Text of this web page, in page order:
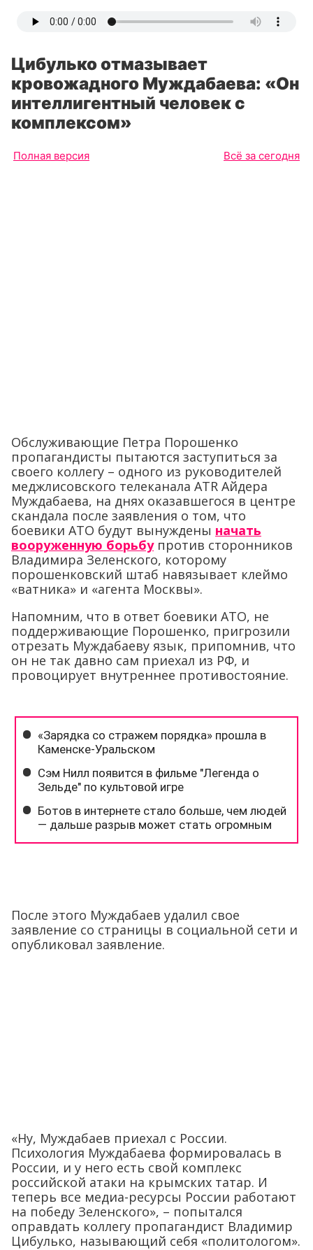
Цибулько отмазывает
кровожадного Муждабаева: «Он
интеллигентный человек с
комплексом»
Полная версия Всё за сегодня
Обслуживающие Петра Порошенко
пропагандисты пытаются заступиться за
своего коллегу – одного из руководителей
меджлисовского телеканала ATR Айдера
Муждабаева, на днях оказавшегося в центре
скандала после заявления о том, что
боевики АТО будут вынуждены начать
вооруженную борьбупротив сторонников
Владимира Зеленского, которому
порошенковский штаб навязывает клеймо
«ватника» и «агента Москвы».
Напомним, что в ответ боевики АТО, не
поддерживающие Порошенко, пригрозили
отрезать Муждабаеву язык, припомнив, что
он не так давно сам приехал из РФ, и
провоцирует внутреннее противостояние.
После этого Муждабаев удалил свое
заявление со страницы в социальной сети и
опубликовал заявление.
«Ну, Муждабаев приехал с России.
Психология Муждабаева формировалась в
России, и у него есть свой комплекс
российской атаки на крымских татар. И
теперь все медиа-ресурсы России работают
на победу Зеленского», – попытался
оправдать коллегу пропагандист Владимир
Цибулько, называющий себя «политологом».